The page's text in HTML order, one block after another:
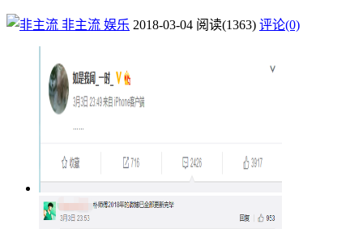
非主流 娱乐 2018-03-04 阅读(1363) 评论(0)